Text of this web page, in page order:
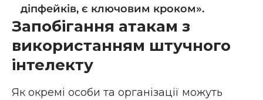
діпфейків, є ключовим кроком».
Запобігання атакам з
використанням штучного
інтелекту
Як окремі особи та організації можуть